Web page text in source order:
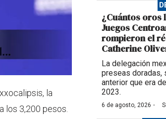
la
los 3,200 pesos.
¿Cuántos oros
Juegos
rompieron el
Catherine
La delegación
preseas doradas,
anterior que era
2023.
6 de agosto, 2026 ·